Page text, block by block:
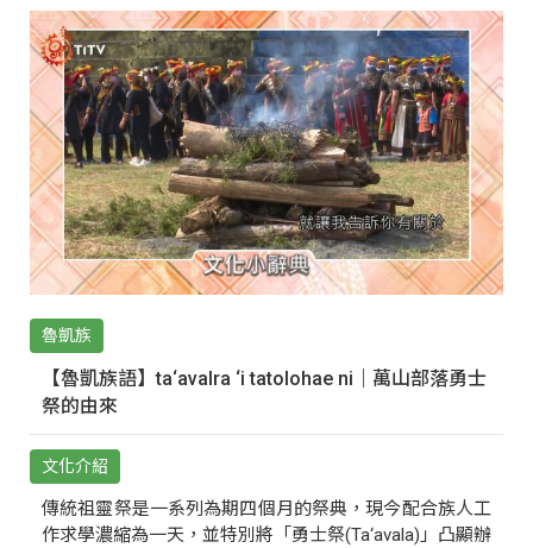
魯凱族
【魯凱族語】ta‘avalra ‘i tatolohae ni｜萬山部落勇士
祭的由來
文化介紹
傳統祖靈祭是一系列為期四個月的祭典，現今配合族人工
作求學濃縮為一天，並特別將「勇士祭(Ta‘avala)」凸顯辦